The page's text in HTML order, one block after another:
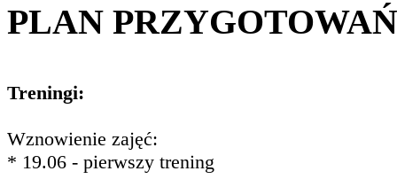
PLAN PRZYGOTOWAŃ
Treningi:
Wznowienie zajęć:
* 19.06 - pierwszy trening